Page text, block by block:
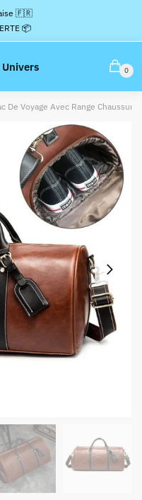
🇫🇷
📦
Univers 0
De Voyage Avec Range